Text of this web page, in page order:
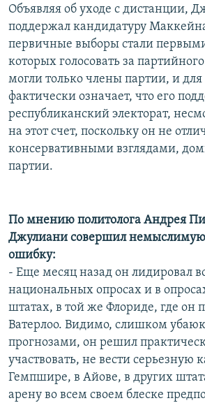
Объявляя об уходе с дистанции,
поддержал кандидатуру
первичные выборы стали
которых голосовать за
могли только члены партии, и
фактически означает, что его
республиканский электорат,
на этот счет, поскольку он не
консервативными взглядами,
партии.
По мнению политолога Андрея
Джулиани совершил немыслимую
ошибку:
- Еще месяц назад он лидировал
национальных опросах и в
штатах, в той же Флориде, где он
Ватерлоо. Видимо, слишком
прогнозами, он решил
участвовать, не вести
Гемпшире, в Айове, в других
арену во всем своем блеске